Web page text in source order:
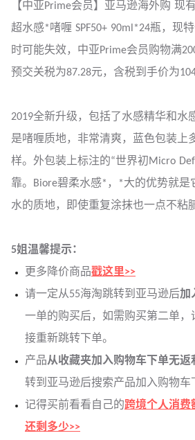
【中亚Prime会员】亚马逊海外购 现
超水感*啫喱 SPF50+ 90ml*24瓶，现
时可能失效，中亚Prime会员购物满
预交关税为87.28元，含税到手价为
2019全新升级，包括了水感精华和水
是啫喱质地，非常清爽，蓝色包装上
样。外包装上标注的“世界初Micro
靠。Biore碧柔水感*，*大的优势就是
水的质地，即使重复涂抹也一点不粘
5姐温馨提示：
更多降价商品戳这里>>
请一定从55海淘跳转到亚马逊后加
一单的购买后，如需购买第二单，
接重新跳转下单。
产品从收藏夹加入购物车下单无返
转到亚马逊后搜索产品加入购物车
记得买前看看自己的跨境个人消费
还剩多少>>